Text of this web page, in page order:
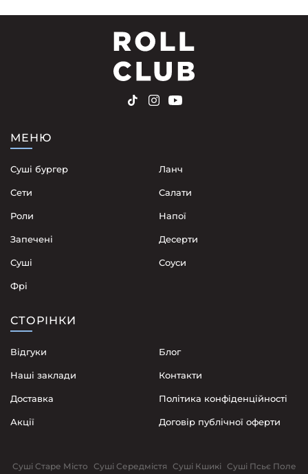
МЕНЮ
Суші бургер
Сети
Роли
Запечені
Суші
Фрі
Ланч
Cалати
Напої
Десерти
Соуси
СТОРІНКИ
Відгуки
Наші заклади
Доставка
Акції
Блог
Контакти
Політика конфіденційності
Договір публічної оферти
Суші Старе Місто Суші Середмістя Суші Кшикі Суші Псьє Поле